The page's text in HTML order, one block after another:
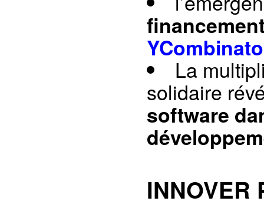
La
solidaire
software
INNOVER